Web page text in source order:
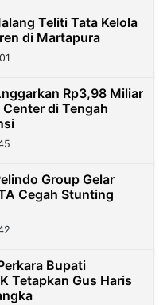
Teliti Tata Kelola
di Martapura
Rp3,98 Miliar
di Tengah
Group Gelar
Cegah Stunting
Bupati
Tetapkan Gus Haris